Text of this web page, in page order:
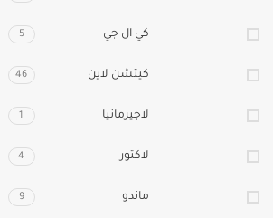
كي ال جي 5
كيتشن لاين 46
لاجيرمانيا 1
لاكتور 4
ماندو 9